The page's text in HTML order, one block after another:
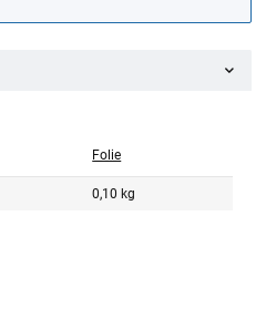
Folie
0,10 kg